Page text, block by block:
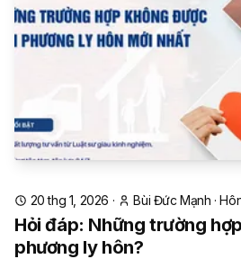
20 thg 1, 2026 · Bùi Đức Mạnh ·
Hỏi đáp: Những trường
phương ly hôn?